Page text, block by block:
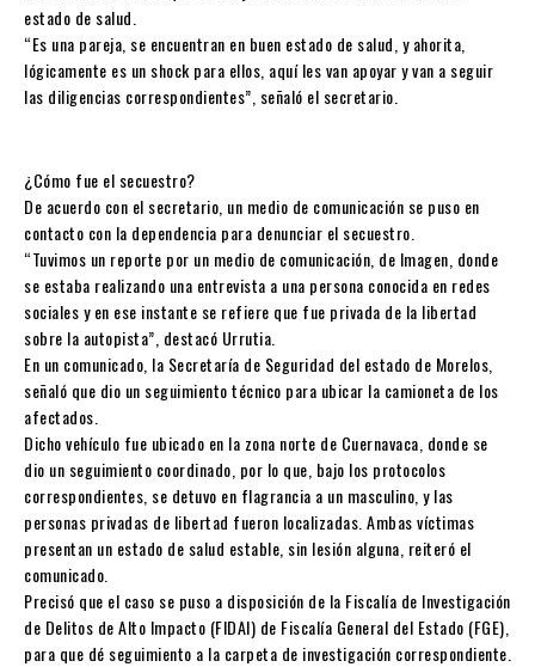
estado de salud.
“Es una pareja, se encuentran en buen estado de salud, y ahorita,
lógicamente es un shock para ellos, aquí les van apoyar y van a seguir
las diligencias correspondientes”, señaló el secretario.
¿Cómo fue el secuestro?
De acuerdo con el secretario, un medio de comunicación se puso en
contacto con la dependencia para denunciar el secuestro.
“Tuvimos un reporte por un medio de comunicación, de Imagen, donde
se estaba realizando una entrevista a una persona conocida en redes
sociales y en ese instante se refiere que fue privada de la libertad
sobre la autopista”, destacó Urrutia.
En un comunicado, la Secretaría de Seguridad del estado de Morelos,
señaló que dio un seguimiento técnico para ubicar la camioneta de los
afectados.
Dicho vehículo fue ubicado en la zona norte de Cuernavaca, donde se
dio un seguimiento coordinado, por lo que, bajo los protocolos
correspondientes, se detuvo en flagrancia a un masculino, y las
personas privadas de libertad fueron localizadas. Ambas víctimas
presentan un estado de salud estable, sin lesión alguna, reiteró el
comunicado.
Precisó que el caso se puso a disposición de la Fiscalía de Investigación
de Delitos de Alto Impacto (FIDAI) de Fiscalía General del Estado (FGE),
para que dé seguimiento a la carpeta de investigación correspondiente.